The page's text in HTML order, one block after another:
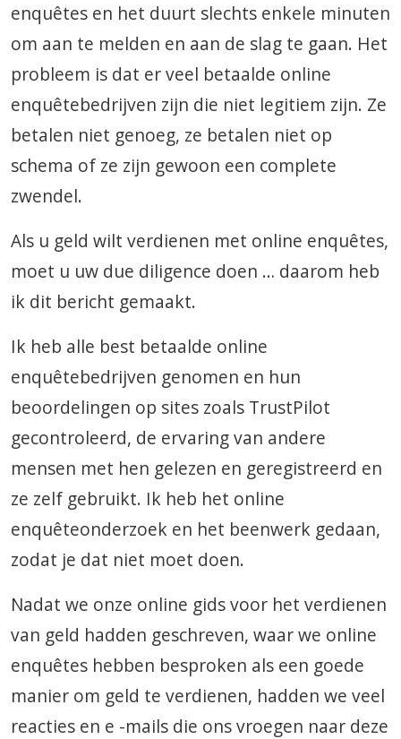
enquêtes en het duurt slechts enkele minuten
om aan te melden en aan de slag te gaan. Het
probleem is dat er veel betaalde online
enquêtebedrijven zijn die niet legitiem zijn. Ze
betalen niet genoeg, ze betalen niet op
schema of ze zijn gewoon een complete
zwendel.
Als u geld wilt verdienen met online enquêtes,
moet u uw due diligence doen … daarom heb
ik dit bericht gemaakt.
Ik heb alle best betaalde online
enquêtebedrijven genomen en hun
beoordelingen op sites zoals TrustPilot
gecontroleerd, de ervaring van andere
mensen met hen gelezen en geregistreerd en
ze zelf gebruikt. Ik heb het online
enquêteonderzoek en het beenwerk gedaan,
zodat je dat niet moet doen.
Nadat we onze online gids voor het verdienen
van geld hadden geschreven, waar we online
enquêtes hebben besproken als een goede
manier om geld te verdienen, hadden we veel
reacties en e -mails die ons vroegen naar deze